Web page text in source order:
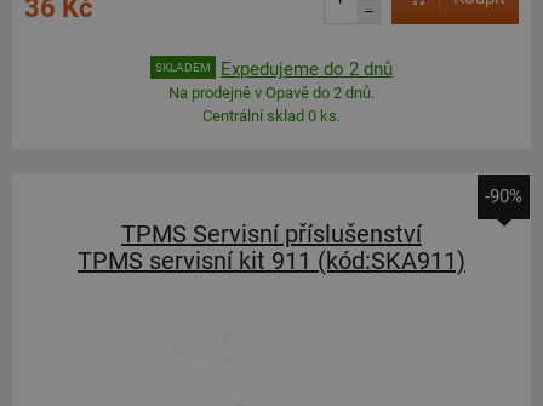
36 Kč
–
SKLADEM Expedujeme do 2 dnů
Na prodejně v Opavě do 2 dnů.
Centrální sklad 0 ks.
-90%
TPMS Servisní příslušenství
TPMS servisní kit 911 (kód:SKA911)